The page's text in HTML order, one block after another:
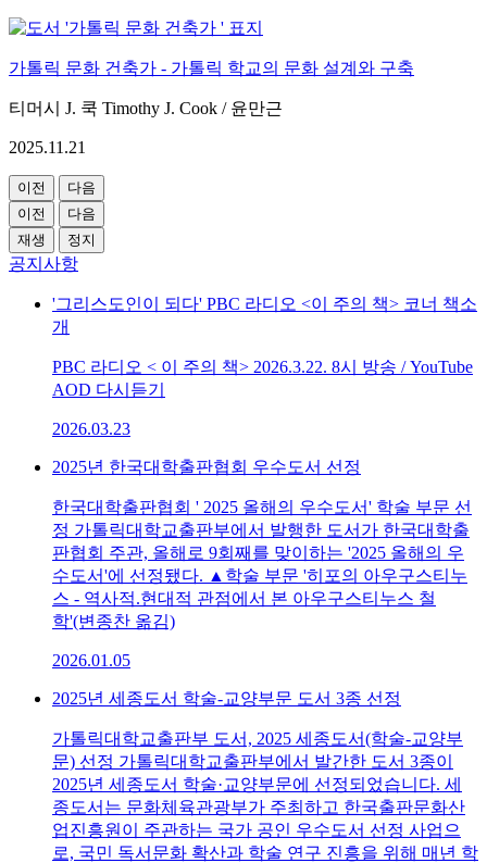
가톨릭 문화 건축가 - 가톨릭 학교의 문화 설계와 구축
티머시 J. 쿡 Timothy J. Cook / 윤만근
2025.11.21
이전
다음
이전
다음
재생
정지
공지사항
'그리스도인이 되다' PBC 라디오 <이 주의 책> 코너 책소
개
PBC 라디오 < 이 주의 책> 2026.3.22. 8시 방송 / YouTube
AOD 다시듣기
2026.03.23
2025년 한국대학출판협회 우수도서 선정
한국대학출판협회 ' 2025 올해의 우수도서' 학술 부문 선
정 가톨릭대학교출판부에서 발행한 도서가 한국대학출
판협회 주관, 올해로 9회째를 맞이하는 '2025 올해의 우
수도서'에 선정됐다. ▲학술 부문 '히포의 아우구스티누
스 - 역사적.현대적 관점에서 본 아우구스티누스 철
학'(변종찬 옮김)
2026.01.05
2025년 세종도서 학술-교양부문 도서 3종 선정
가톨릭대학교출판부 도서, 2025 세종도서(학술-교양부
문) 선정 가톨릭대학교출판부에서 발간한 도서 3종이
2025년 세종도서 학술·교양부문에 선정되었습니다. 세
종도서는 문화체육관광부가 주최하고 한국출판문화산
업진흥원이 주관하는 국가 공인 우수도서 선정 사업으
로, 국민 독서문화 확산과 학술 연구 진흥을 위해 매년 학